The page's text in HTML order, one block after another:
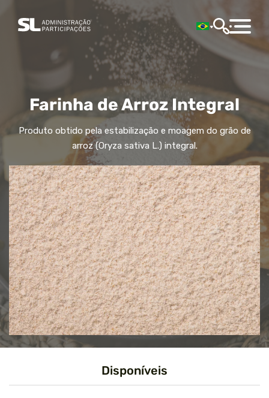
Farinha de Arroz Integral
Produto obtido pela estabilização e moagem do grão de
arroz (Oryza sativa L.) integral.
Disponíveis